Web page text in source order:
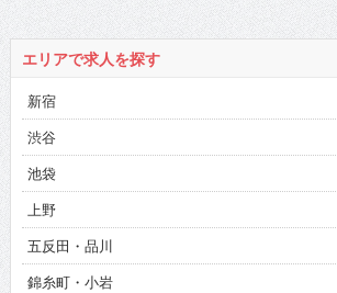
エリアで求人を探す
新宿
渋谷
池袋
上野
五反田・品川
錦糸町・小岩